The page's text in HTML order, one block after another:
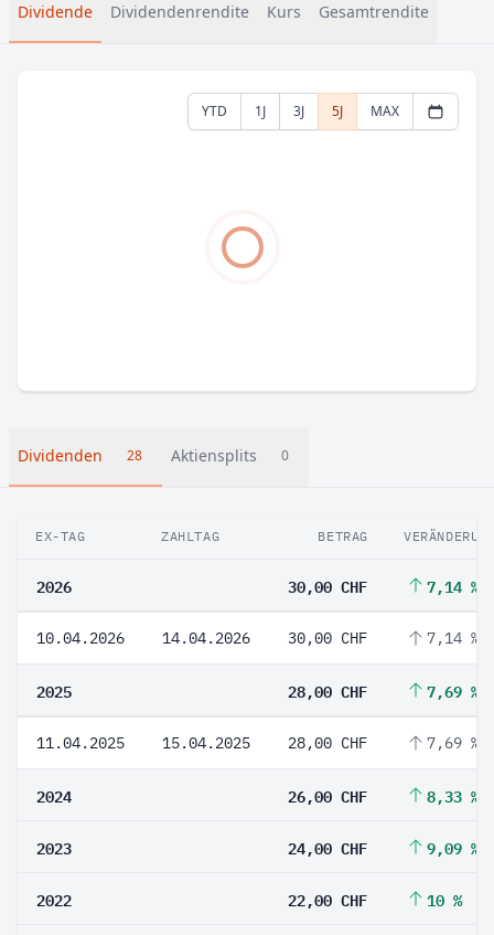
Dividende Dividendenrendite Kurs Gesamtrendite
YTD 1J 3J 5J MAX
Dividenden 28 Aktiensplits 0
EX-TAG ZAHLTAG BETRAG
2026 30,00 CHF 7,14 %
10.04.2026 14.04.2026 30,00 CHF 7,14 %
2025 28,00 CHF 7,69 %
11.04.2025 15.04.2025 28,00 CHF 7,69 %
2024 26,00 CHF 8,33 %
2023 24,00 CHF 9,09 %
2022 22,00 CHF 10 %